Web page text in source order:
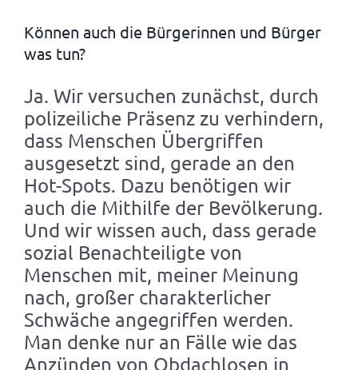
Können auch die Bürgerinnen und Bürger
was tun?
Ja. Wir versuchen zunächst, durch
polizeiliche Präsenz zu verhindern,
dass Menschen Übergriffen
ausgesetzt sind, gerade an den
Hot-Spots. Dazu benötigen wir
auch die Mithilfe der Bevölkerung.
Und wir wissen auch, dass gerade
sozial Benachteiligte von
Menschen mit, meiner Meinung
nach, großer charakterlicher
Schwäche angegriffen werden.
Man denke nur an Fälle wie das
Anzünden von Obdachlosen in